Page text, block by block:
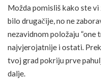
Možda pomisliš kako ste
bilo drugačije, no ne
nezavidnom položaju “one
najvjerojatnije i ostati.
tvoj grad pokriju prve
dalje.